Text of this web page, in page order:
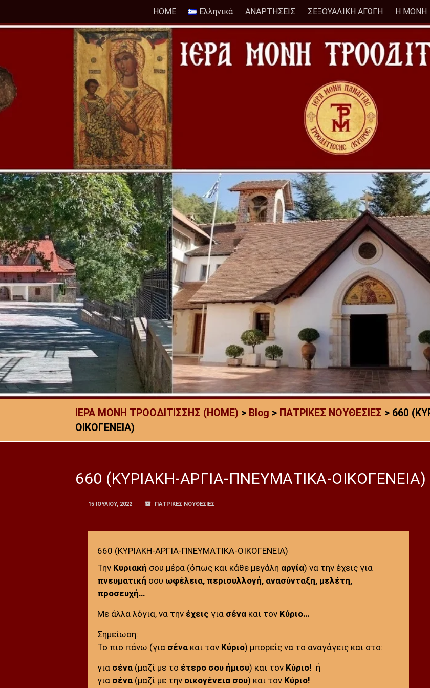
HOME Ελληνικά ΑΝΑΡΤΗΣΕΙΣ ΣΕΞΟΥΑΛΙΚΗ ΑΓΩΓΗ Η ΜΟΝΗ
ΙΕΡΑ ΜΟΝΗ ΤΡΟΟΔΙΤΙΣΣΗΣ (HOME) > Blog > ΠΑΤΡΙΚΕΣ ΝΟΥΘΕΣΙΕΣ > 660
ΟΙΚΟΓΕΝΕΙΑ)
660 (ΚΥΡΙΑΚΗ-ΑΡΓΙΑ-ΠΝΕΥΜΑΤΙΚΑ-ΟΙΚΟΓΕΝΕΙΑ)
15 ΙΟΥΛΊΟΥ, 2022 ΠΑΤΡΙΚΕΣ ΝΟΥΘΕΣΙΕΣ
660 (ΚΥΡΙΑΚΗ-ΑΡΓΙΑ-ΠΝΕΥΜΑΤΙΚΑ-ΟΙΚΟΓΕΝΕΙΑ)
Την Κυριακή σου μέρα (όπως και κάθε μεγάλη αργία) να την έχεις για
πνευματική σου ωφέλεια, περισυλλογή, ανασύνταξη, μελέτη,
προσευχή…
Με άλλα λόγια, να την έχεις για σένακαι τον Κύριο…
Σημείωση:
Το πιο πάνω (για σένακαι τον Κύριο) μπορείς να το αναγάγεις και στο:
για σένα(μαζί με το έτερο σου ήμισυ) και τον Κύριο! ή
για σένα(μαζί με την οικογένεια σου) και τον Κύριο!